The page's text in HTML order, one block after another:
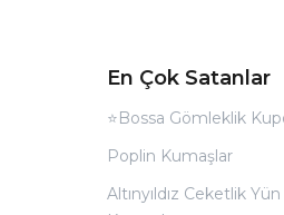
En Çok Satanlar
⭐Bossa Gömleklik
Poplin Kumaşlar
Altınyıldız Ceketlik Yün